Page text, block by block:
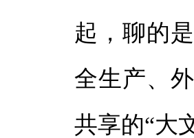
起，聊的
全生产、
共享的“大